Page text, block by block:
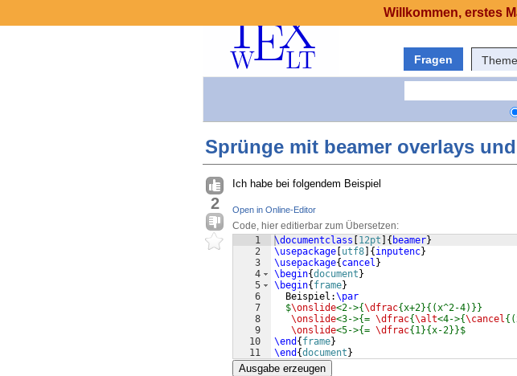
Fragen
Sprünge mit beamer overlays
2
Ich habe bei folgendem Beispiel
Open in Online-Editor
Code, hier editierbar zum Übersetzen:
1
2
3
4
5
6
7
8
9
10
11
\documentclass 12pt { beamer}
\usepackage utf8 { inputenc}
\usepackage{ cancel }
\begin{document }
\begin{ frame}
  Beispiel:
\par
$\onslide<2->{\dfrac{x+2}{(x^2-4)}}
\onslide<3->{= \dfrac{\alt<4->{\cancel
\onslide<5->{= \dfrac{1}{x-2}}$
\end { frame}
\end {document }
Ausgabe erzeugen
Willkommen, erstes